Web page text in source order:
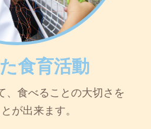
食育活動
、食べることの大切さを
が出来ます。